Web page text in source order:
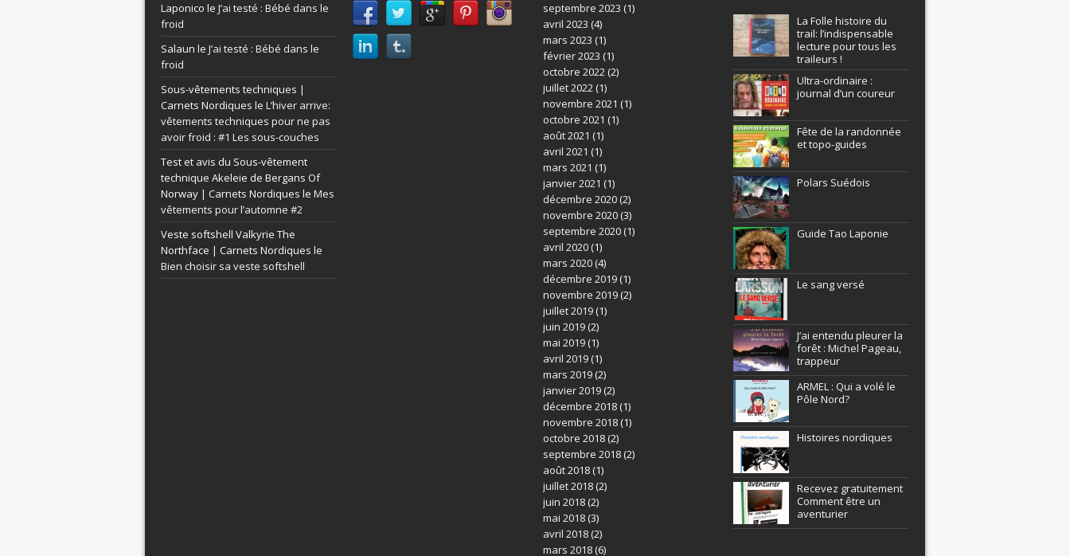
Laponico le J’ai testé : Bébé dans le
froid
Salaun le J’ai testé : Bébé dans le
froid
Sous-vêtements techniques |
Carnets Nordiques le L’hiver arrive:
vêtements techniques pour ne pas
avoir froid : #1 Les sous-couches
Test et avis du Sous-vêtement
technique Akeleie de Bergans Of
Norway | Carnets Nordiques le Mes
vêtements pour l’automne #2
Veste softshell Valkyrie The
Northface | Carnets Nordiques le
Bien choisir sa veste softshell
septembre 2023 (1)
avril 2023 (4)
mars 2023 (1)
février 2023 (1)
octobre 2022(2)
juillet 2022(1)
novembre 2021 (1)
octobre 2021 (1)
août 2021 (1)
avril 2021 (1)
mars 2021 (1)
janvier 2021 (1)
décembre 2020(2)
novembre 2020(3)
septembre 2020(1)
avril 2020(1)
mars 2020(4)
décembre 2019(1)
novembre 2019(2)
juillet 2019(1)
juin 2019(2)
mai 2019(1)
avril 2019(1)
mars 2019(2)
janvier 2019(2)
décembre 2018(1)
novembre 2018(1)
octobre 2018(2)
septembre 2018(2)
août 2018(1)
juillet 2018(2)
juin 2018(2)
mai 2018(3)
avril 2018(2)
mars 2018(6)
La Folle histoire du
trail: l’indispensable
lecture pour tous les
traileurs !
Ultra-ordinaire :
journal d’un coureur
Fête de la randonnée
et topo-guides
Polars Suédois
Guide Tao Laponie
Le sang versé
J’ai entendu pleurer la
forêt : Michel Pageau,
trappeur
ARMEL : Qui a volé le
Pôle Nord?
Histoires nordiques
Recevez gratuitement
Comment être un
aventurier